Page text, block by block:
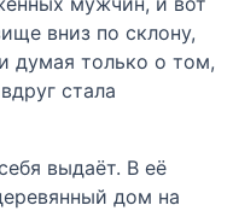
вниз по склону,
думая только о том,
стала
выдаёт. В её
дом на